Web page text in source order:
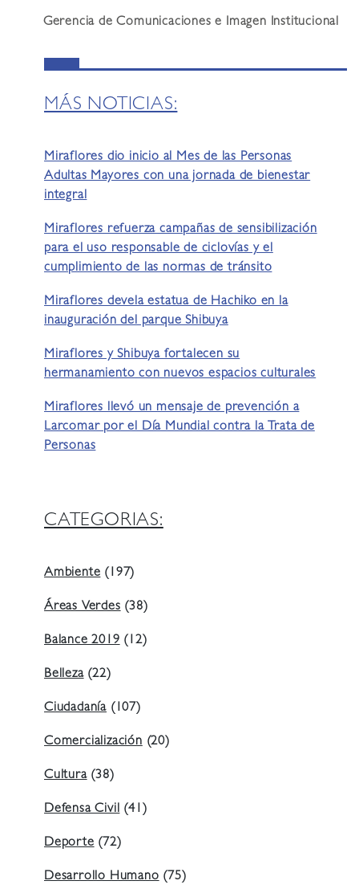
Gerencia de Comunicaciones e Imagen Institucional
MÁS NOTICIAS:
Miraflores dio inicio al Mes de las Personas
Adultas Mayores con una jornada de bienestar
integral
Miraflores refuerza campañas de sensibilización
para el uso responsable de ciclovías y el
cumplimiento de las normas de tránsito
Miraflores devela estatua de Hachiko en la
inauguración del parque Shibuya
Miraflores y Shibuya fortalecen su
hermanamiento con nuevos espacios culturales
Miraflores llevó un mensaje de prevención a
Larcomar por el Día Mundial contra la Trata de
Personas
CATEGORIAS:
Ambiente(197)
Áreas Verdes(38)
Balance 2019(12)
Belleza(22)
Ciudadanía (107)
Comercialización(20)
Cultura(38)
Defensa Civil(41)
Deporte(72)
Desarrollo Humano(75)